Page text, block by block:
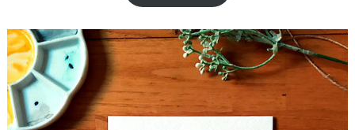
4,50 €
à
5,00 €